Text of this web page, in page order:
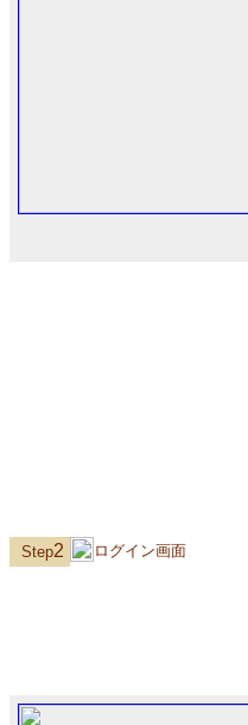
Step2 ログイン画面